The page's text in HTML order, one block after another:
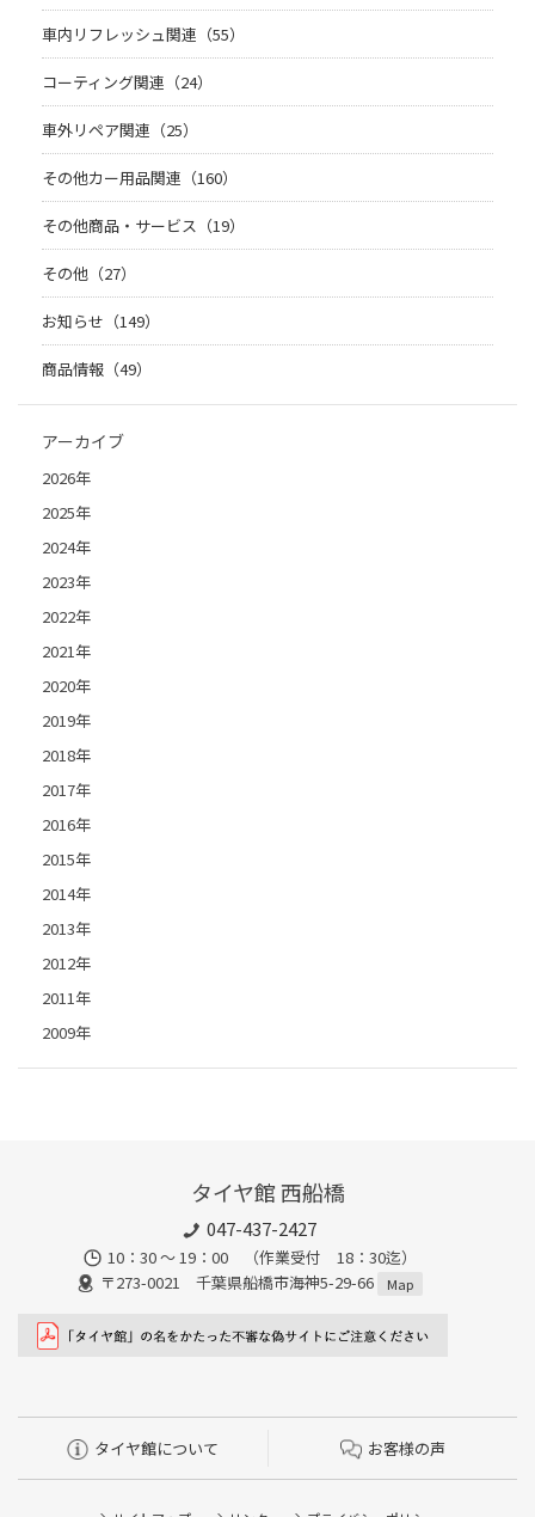
車内リフレッシュ関連（55）
コーティング関連（24）
車外リペア関連（25）
その他カー用品関連（160）
その他商品・サービス（19）
その他（27）
お知らせ（149）
商品情報（49）
アーカイブ
2026年
2025年
2024年
2023年
2022年
2021年
2020年
2019年
2018年
2017年
2016年
2015年
2014年
2013年
2012年
2011年
2009年
タイヤ館 西船橋
047-437-2427
10：30 ～ 19：00 （作業受付 18：30迄）
〒273-0021 千葉県船橋市海神5-29-66
Map
タイヤ館について お客様の声